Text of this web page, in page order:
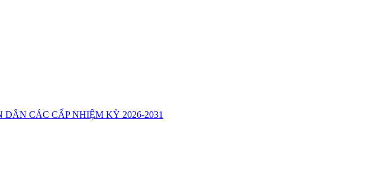
CÁC CẤP NHIỆM KỲ 2026-2031